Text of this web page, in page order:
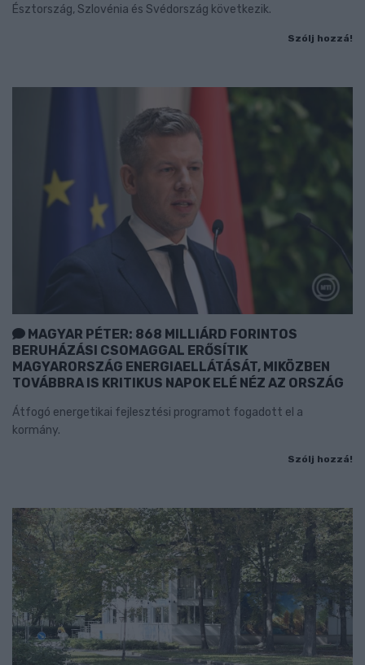
Észtország, Szlovénia és Svédország következik.
Szólj hozzá!
MAGYAR PÉTER: 868 MILLIÁRD FORINTOS
BERUHÁZÁSI CSOMAGGAL ERŐSÍTIK
MAGYARORSZÁG ENERGIAELLÁTÁSÁT, MIKÖZBEN
TOVÁBBRA IS KRITIKUS NAPOK ELÉ NÉZ AZ ORSZÁG
Átfogó energetikai fejlesztési programot fogadott el a
kormány.
Szólj hozzá!